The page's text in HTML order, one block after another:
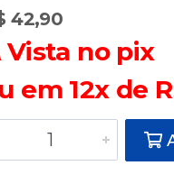
42,90
Vista no pix
em 12x de